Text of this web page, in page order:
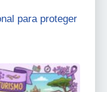
para proteger